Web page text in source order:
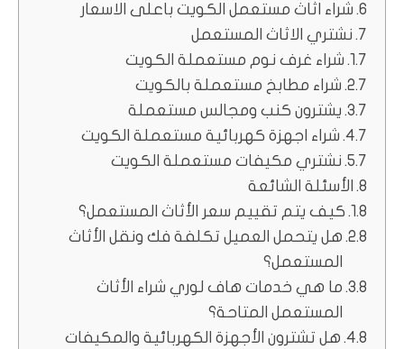
شراء اثاث مستعمل الكويت باعلى الاسعار
نشتري الاثاث المستعمل
شراء غرف نوم مستعملة الكويت
شراء مطابخ مستعملة بالكويت
يشترون كنب ومجالس مستعملة
شراء اجهزة كهربائية مستعملة الكويت
نشتري مكيفات مستعملة الكويت
الأسئلة الشائعة
كيف يتم تقييم سعر الأثاث المستعمل؟
هل يتحمل العميل تكلفة فك ونقل الأثاث
المستعمل؟
ما هي خدمات هاف لوري شراء الأثاث
المستعمل المتاحة؟
هل تشترون الأجهزة الكهربائية والمكيفات